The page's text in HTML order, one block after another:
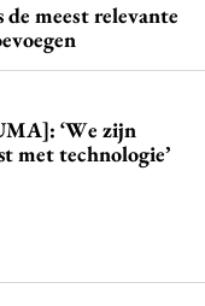
meest relevante
‘We zijn
met technologie’